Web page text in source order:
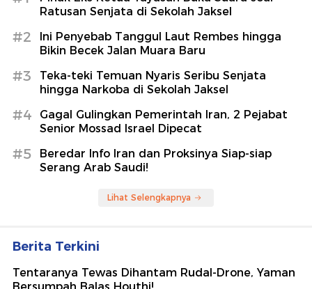
Ratusan Senjata di Sekolah Jaksel
#2
Ini Penyebab Tanggul Laut Rembes hingga
Bikin Becek Jalan Muara Baru
#3
Teka-teki Temuan Nyaris Seribu Senjata
hingga Narkoba di Sekolah Jaksel
#4
Gagal Gulingkan Pemerintah Iran, 2 Pejabat
Senior Mossad Israel Dipecat
#5
Beredar Info Iran dan Proksinya Siap-siap
Serang Arab Saudi!
Lihat Selengkapnya
Berita Terkini
Tentaranya Tewas Dihantam Rudal-Drone, Yaman
Bersumpah Balas Houthi!